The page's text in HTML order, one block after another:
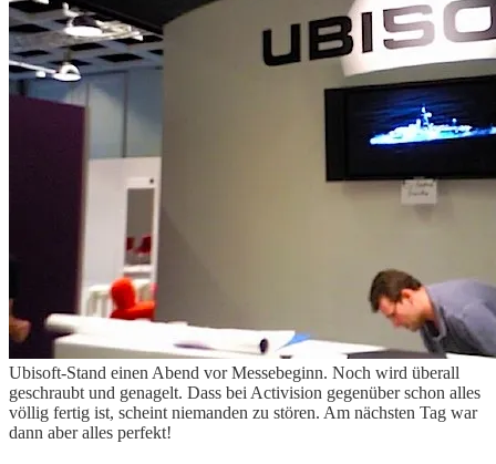
Ubisoft-Stand einen Abend vor Messebeginn. Noch wird überall
geschraubt und genagelt. Dass bei Activision gegenüber schon alles
völlig fertig ist, scheint niemanden zu stören. Am nächsten Tag war
dann aber alles perfekt!